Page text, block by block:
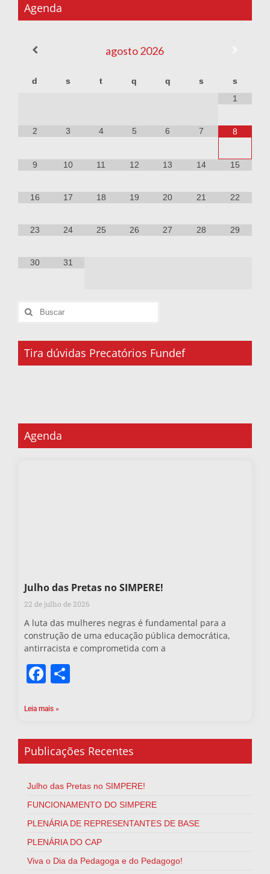
Agenda
agosto2026
d s t q q s
s
1
2 3 4 5 6 7 8
9 10 11 12 13 14 15
16 17 18 19 20 21 22
23 24 25 26 27 28 29
30 31
Tira dúvidas Precatórios Fundef
Agenda
Julho das Pretas no SIMPERE!
22 de julho de 2026
A luta das mulheres negras é fundamental para a
construção de uma educação pública democrática,
antirracista e comprometida com a
Facebook
Leia mais »
Publicações Recentes
Julho das Pretas no SIMPERE!
FUNCIONAMENTO DO SIMPERE
PLENÁRIA DE REPRESENTANTES DE BASE
PLENÁRIA DO CAP
Viva o Dia da Pedagoga e do Pedagogo!